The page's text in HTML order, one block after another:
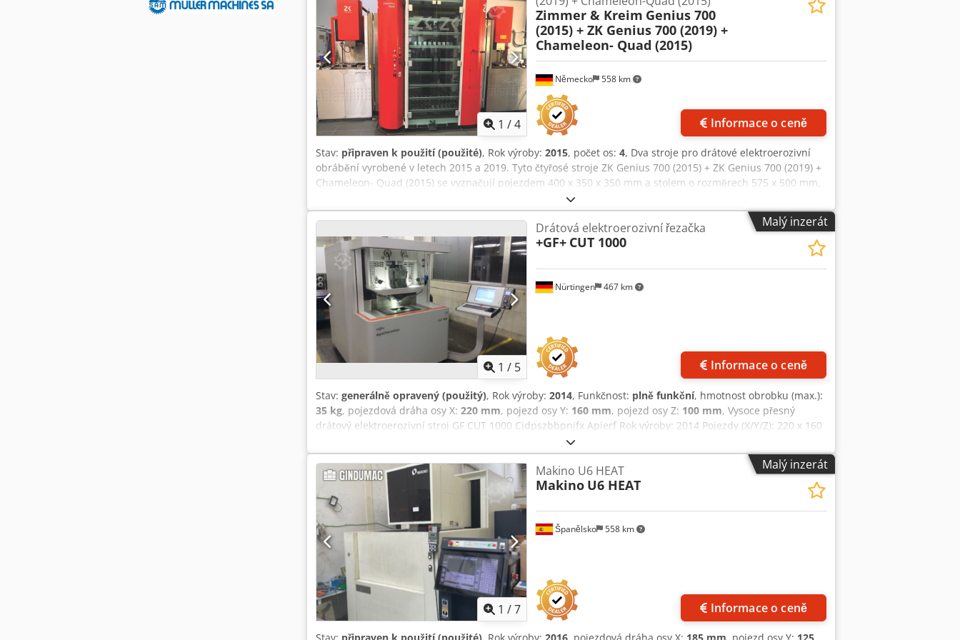
1 /4
Německo 558 km
Zimmer & Kreim Genius 700
(2015) + ZK Genius 700 (2019) +
Chameleon- Quad (2015)
Informace o ceně
Stav: připraven k použití (použité), Rok výroby: 2015, počet os: 4, Dva stroje pro drátové elektroerozivní
obrábění vyrobené v letech 2015 a 2019. Tyto čtyřosé stroje ZK Genius 700 (2015) + ZK Genius 700 (2019) +
Chameleon- Quad (2015) se vyznačují pojezdem 400 x 350 x 350 mm a stolem o rozměrech 575 x 500 mm,
který pojme obrobky o hmotnosti až 700 kg. Obsahuje řízenou osu C a rotační vřeteno spolu s hasicím
systémem CO/2 Kraft & Bauer. Zvažte možnost zakoupení tohoto drátového elektroerozivního stroje ZK
Genius 700 (2015) + ZK Genius 700 (2019) + Chameleon- Quad (2015). Pro další informace nás kontaktujte. •
1x ZK Genius 700 (2015) - 22 056 hodin Crodpfx Apjyip Arsiof • 1x ZK Genius 700 (2019) - 8 255 hodin •
Velikost stolu: 575 x 500 mm • Maximální hmotnost obrobku: 700 kg • Výkon generátoru: 96 A • Řízená osa
C a rotační vřeteno • Modul C (pro karbid, PCD nebo obtahování) • Modul O (pro velmi jemnou drsnost
povrchu) Přídavné vybavení • Hasicí systém CO/2 Kraft & Bauer • Odsávací zařízení • Editor CIMCO pro
erozi dráhy • 1x Chameleon Quad (2015) automatizace: • 176 slotů pro elektrody • 9 slotů pro palety UPC s
nakládací zásuvkou • Dvojitý rotační chapadlo pro Erowa ITS • Jednoduchý chapadlo pro palety UPC
Malý inzerát
1 / 5
Nürtingen 467 km
Drátová elektroerozivní řezačka
+GF+ CUT 1000
Informace o ceně
Stav: generálně opravený (použitý), Rok výroby: 2014, Funkčnost: plně funkční, hmotnost obrobku (max.):
35 kg, pojezdová dráha osy X: 220 mm, pojezd osy Y: 160 mm, pojezd osy Z: 100 mm, Vysoce přesný
drátový elektroerozivní stroj GF CUT 1000 Cjdpszbbpnjfx Apierf Rok výroby: 2014 Pojezdy (X/Y/Z): 220 x 160
x 100 mm Pojezdy (U/V): +/- 40 mm Max. kuželovitost: 3° při výšce 80 mm Průměr drátu od 0,07 mm do 0,20
mm Nejlepší dosažitelná povrchová úprava: Ra=0,08 µm Maximální rozměry obrobku: 300 x 200 x 80 mm
Maximální hmotnost obrobku: 35 kg Včetně ručního ovladače AGIEJOGGER pro pohodlné nastavování
stroje 15" LCD barevný monitor s výsuvnou klávesnicí a myší Řízení AGIEVISION Včetně AGIESETUP 3D
Včetně dvoudrátového systému AGIEDUO pro automatické přepínání mezi dvěma průměry drátu Rozměry
stroje: 1400 mm x 1900 mm x 1970 mm Hmotnost stroje: 2700 kg Stroj je po obdržení objednávky našimi
specialisty vyčištěn, generálně opraven a důkladně otestován. Rádi stroj uvedeme do provozu přímo u Vás
a zaškolíme Vás v ovládání i obsluze stroje.
Malý inzerát
1 /7
Španělsko 558 km
Makino U6 HEAT
Makino U6 HEAT
Informace o ceně
Stav: připraven k použití (použité) , Rok výroby: 2016 , pojezdová dráha osy X: 185 mm , pojezd osy Y: 125